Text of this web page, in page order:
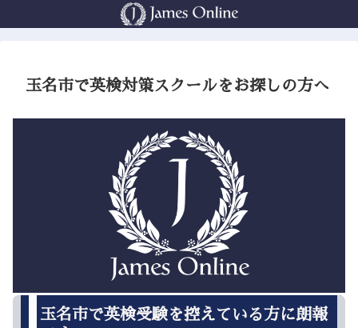
玉名市で英検対策スクールをお探しの方へ
玉名市で英検受験を控えている方に朗報